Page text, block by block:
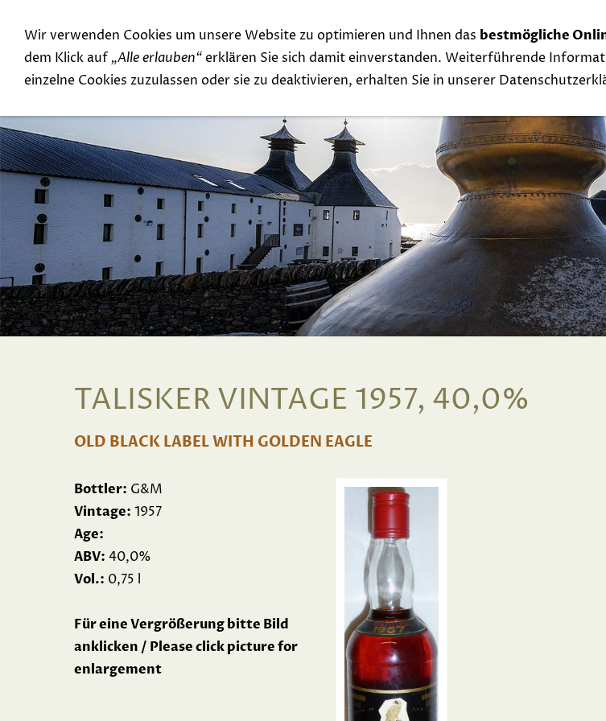
Special Offer Top Rarities Whisky Events Links
TALISKER VINTAGE 1957, 40,0%
OLD BLACK LABEL WITH GOLDEN EAGLE
Bottler: G&M
Vintage: 1957
Age:
ABV: 40,0%
Vol.: 0,75 l
Für eine Vergrößerung bitte Bild
anklicken / Please click picture for
enlargement
Wir verwenden Cookies um unsere Website zu optimieren und Ihnen das bestmögliche
dem Klick auf „Alle erlauben“erklären Sie sich damit einverstanden. Weiterführende
einzelne Cookies zuzulassen oder sie zu deaktivieren, erhalten Sie in unserer